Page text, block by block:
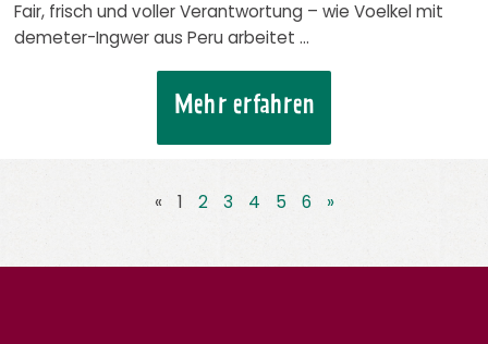
Fair, frisch und voller Verantwortung – wie Voelkel mit
demeter-Ingwer aus Peru arbeitet …
Mehr erfahren
« 2 3 4 5 6 »